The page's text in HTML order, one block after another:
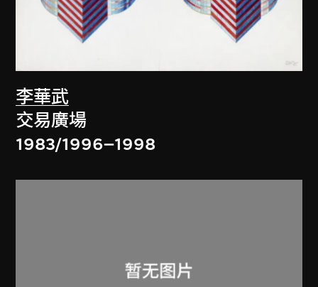
李華武
交易廣場
1983/1996–1998